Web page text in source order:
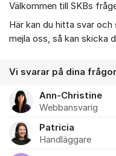
Om forumet
Välkommen till SKBs
Här kan du hitta svar
mejla oss, så kan skicka
Vi svarar på dina frågor
Ann-Christine
Webbansvarig
Patricia
Handläggare